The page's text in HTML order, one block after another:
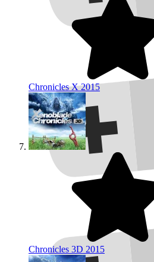
Chronicles X2015
Chronicles 3D 2015